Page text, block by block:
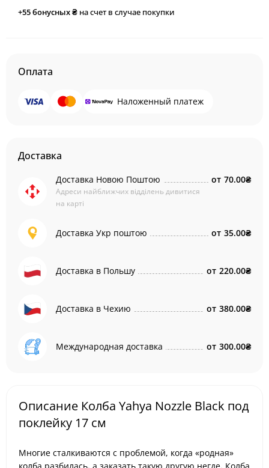
+55бонусных ₴ на счет в случае покупки
Оплата
Наложенный платеж
Доставка
Доставка Новою Поштою
Адреси найближчих відділень дивитися
на карті
от 70.00₴
Доставка Укр поштою от 35.00₴
Доставка в Польшу от 220.00₴
Доставка в Чехию от 380.00₴
Международная доставка от 300.00₴
Описание Колба Yahya Nozzle Black под
поклейку 17 см
Многие сталкиваются с проблемой, когда «родная»